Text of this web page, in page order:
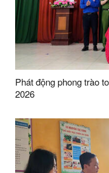
Phát động phong trào
2026